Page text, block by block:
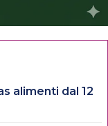
alimenti dal 12